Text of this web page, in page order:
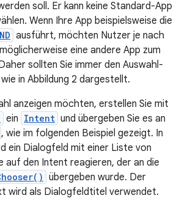
soll. Er kann keine Standard-App
Wenn Ihre App beispielsweise die
ausführt, möchten Nutzer je nach
eine andere App zum
sollten Sie immer den Auswahl-
in Abbildung 2 dargestellt.
anzeigen möchten, erstellen Sie mit
ein Intent und übergeben Sie es an
, wie im folgenden Beispiel gezeigt. In
ein Dialogfeld mit einer Liste von
auf den Intent reagieren, der an die
übergeben wurde. Der
wird als Dialogfeldtitel verwendet.